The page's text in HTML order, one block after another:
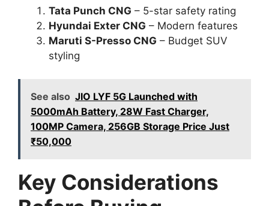
Tata Punch CNG – 5-star safety rating
Hyundai Exter CNG – Modern features
Maruti S-Presso CNG – Budget SUV
styling
See also JIO LYF 5G Launched with
5000mAh Battery, 28W Fast Charger,
100MP Camera, 256GB Storage Price Just
₹50,000
Key Considerations